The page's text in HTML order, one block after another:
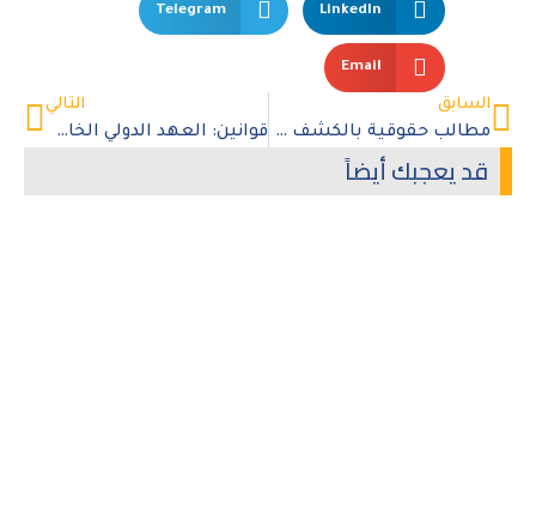
LinkedIn
Telegram
Email
السابق
مطالب حقوقية بالكشف عن مصير نائبة ليبية مختطفة منذ عام
التالي
قوانين: العهد الدولي الخاص بالحقوق المدنية والسياسية
قد يعجبك أيضاً